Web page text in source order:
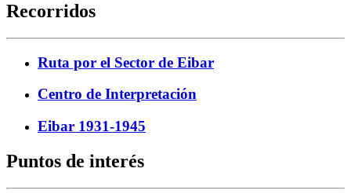
Recorridos
Ruta por el Sector de Eibar
Centro de Interpretación
Eibar 1931-1945
Puntos de interés